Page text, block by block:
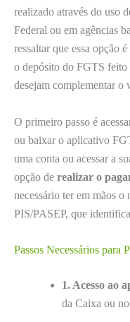
realizado através do uso
Federal ou em agências
ressaltar que essa opção
o depósito do FGTS feito
desejam complementar o
O primeiro passo é
ou baixar o aplicativo
uma conta ou acessar a
opção de realizar o
necessário ter em mãos
PIS/PASEP, que
Passos Necessários para
1. Acesso ao
da Caixa ou